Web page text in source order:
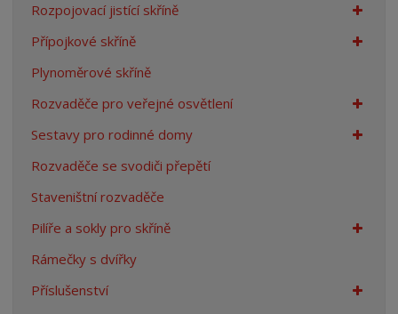
Rozpojovací jistící skříně
Přípojkové skříně
Plynoměrové skříně
Rozvaděče pro veřejné osvětlení
Sestavy pro rodinné domy
Rozvaděče se svodiči přepětí
Staveništní rozvaděče
Pilíře a sokly pro skříně
Rámečky s dvířky
Příslušenství